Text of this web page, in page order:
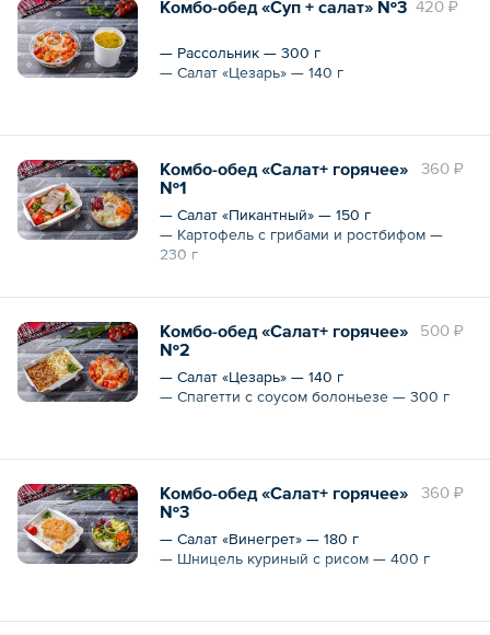
420 ₽
Комбо-обед «Суп + салат» №3
— Рассольник — 300 г
— Салат «Цезарь» — 140 г
Общий вес – 440 г
360 ₽
Комбо-обед «Салат+ горячее»
№1
— Салат «Пикантный» — 150 г
— Картофель с грибами и ростбифом —
230 г
500 ₽
Комбо-обед «Салат+ горячее»
№2
— Салат «Цезарь» — 140 г
— Спагетти с соусом болоньезе — 300 г
360 ₽
Комбо-обед «Салат+ горячее»
№3
— Салат «Винегрет» — 180 г
— Шницель куриный с рисом — 400 г